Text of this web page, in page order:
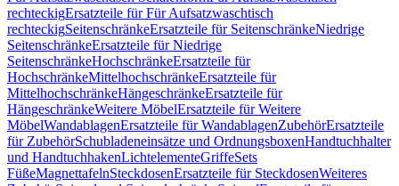
rechteckigErsatzteile für Für Aufsatzwaschtisch
rechteckigSeitenschränkeErsatzteile für SeitenschränkeNiedrige
SeitenschränkeErsatzteile für Niedrige
SeitenschränkeHochschränkeErsatzteile für
HochschränkeMittelhochschränkeErsatzteile für
MittelhochschränkeHängeschränkeErsatzteile für
HängeschränkeWeitere MöbelErsatzteile für Weitere
MöbelWandablagenErsatzteile für WandablagenZubehörErsatzteile
für ZubehörSchubladeneinsätze und OrdnungsboxenHandtuchhalter
und HandtuchhakenLichtelementeGriffeSets
FüßeMagnettafelnSteckdosenErsatzteile für SteckdosenWeiteres